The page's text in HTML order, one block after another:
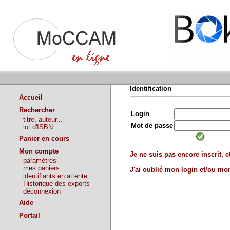
Accueil
Rechercher
titre, auteur...
lot d'ISBN
Panier en cours
Mon compte
paramètres
mes paniers
identifiants en attente
Historique des exports
déconnexion
Aide
Portail
Identification
Login
Mot de passe
Je ne suis pas encore inscrit,
J'ai oublié mon login et/ou